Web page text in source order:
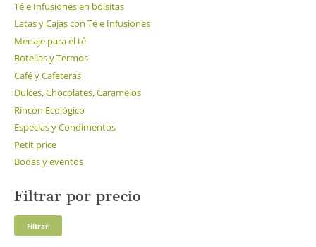
Té e Infusiones en bolsitas
Latas y Cajas con Té e Infusiones
Menaje para el té
Botellas y Termos
Café y Cafeteras
Dulces, Chocolates, Caramelos
Rincón Ecológico
Especias y Condimentos
Petit price
Bodas y eventos
Filtrar por precio
Filtrar